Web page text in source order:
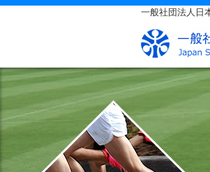
一般社団法人日